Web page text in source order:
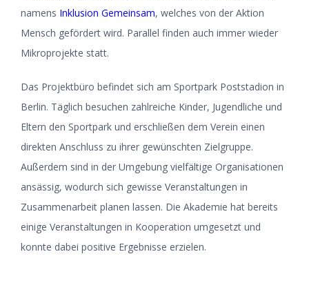
namens Inklusion Gemeinsam, welches von der Aktion
Mensch gefördert wird. Parallel finden auch immer wieder
Mikroprojekte statt.
Das Projektbüro befindet sich am Sportpark Poststadion in
Berlin. Täglich besuchen zahlreiche Kinder, Jugendliche und
Eltern den Sportpark und erschließen dem Verein einen
direkten Anschluss zu ihrer gewünschten Zielgruppe.
Außerdem sind in der Umgebung vielfältige Organisationen
ansässig, wodurch sich gewisse Veranstaltungen in
Zusammenarbeit planen lassen. Die Akademie hat bereits
einige Veranstaltungen in Kooperation umgesetzt und
konnte dabei positive Ergebnisse erzielen.